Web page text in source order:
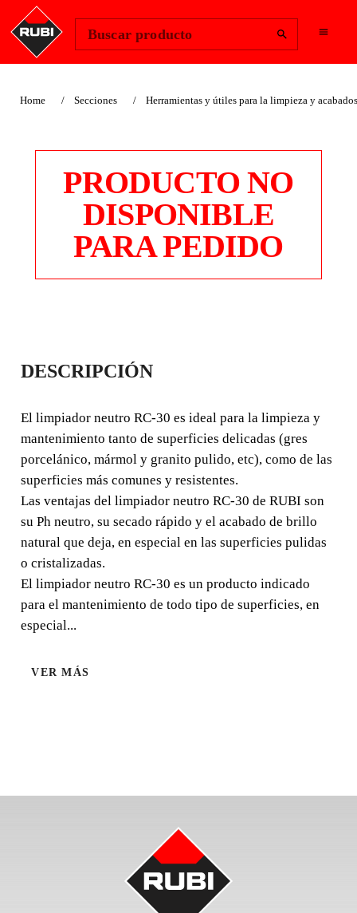
Buscar producto
Home Secciones Herramientas y útiles para la limpieza y acabados
PRODUCTO NO
DISPONIBLE
PARA PEDIDO
RC-30 LIMPIADOR
NEUTRO
El limpiador neutro RC-30 es ideal para la limpieza y
mantenimiento tanto de superficies delicadas (gres
porcelánico, mármol y granito pulido, etc), como de las
superficies más comunes y resistentes.
MATERIAL :
ESMALTAD
O
MATERIAL :
PORCELÁNI
CO
DESCRIPCIÓN
El limpiador neutro RC-30 es ideal para la limpieza y
mantenimiento tanto de superficies delicadas (gres
porcelánico, mármol y granito pulido, etc), como de las
superficies más comunes y resistentes.
Las ventajas del limpiador neutro RC-30 de RUBI son
su Ph neutro, su secado rápido y el acabado de brillo
natural que deja, en especial en las superficies pulidas
o cristalizadas.
El limpiador neutro RC-30 es un producto indicado
para el mantenimiento de todo tipo de superficies, en
especial...
VER MÁS